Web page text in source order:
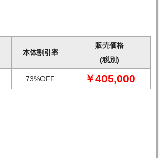
本体割引率
販売価格
(税別)
73%OFF ￥405,000